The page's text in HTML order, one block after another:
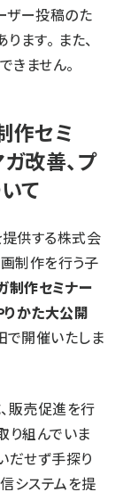
ザー投稿のた
ます。 また、
ません。
作セミ
改善、プ
て
提供する株式会
制作を行う子
制作セミナー
かた大公開
で開催いたしま
販売促進を行
り組んでいま
だせず手探り
システムを提